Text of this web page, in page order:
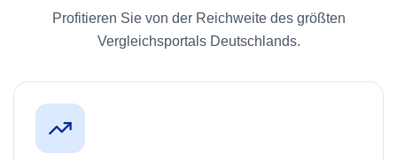
Profitieren Sie von der Reichweite des größten
Vergleichsportals Deutschlands.